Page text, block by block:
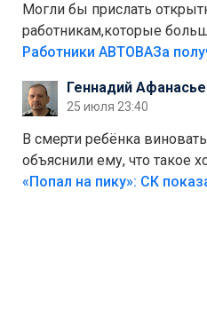
Могли бы прислать
работникам,которые
на предприятии.
Работники АВТОВАЗа
Геннадий
25 июля 23:40
В смерти ребёнка
объяснили ему, что такое
Лезть через такой